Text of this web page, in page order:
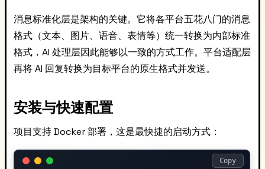
消息标准化层是架构的关键。它将各平台五花八门的消息
格式（文本、图片、语音、表情等）统一转换为内部标准
格式，AI 处理层因此能够以一致的方式工作。平台适配层
再将 AI 回复转换为目标平台的原生格式并发送。
安装与快速配置
项目支持 Docker 部署，这是最快捷的启动方式：
Copy